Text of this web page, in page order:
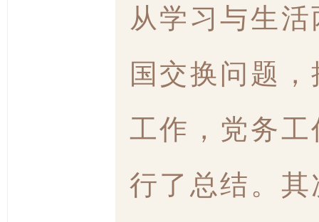
从学习与生
国交换问题
工作，党务
行了总结。